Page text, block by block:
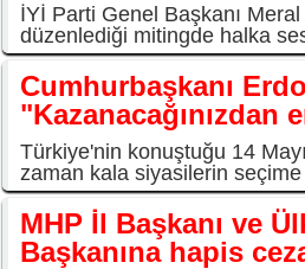
İYİ Parti Genel Başkanı
düzenlediği mitingde halka
Cumhurbaşkanı
"Kazanacağınızdan
Türkiye'nin konuştuğu 14
zaman kala siyasilerin
MHP İl Başkanı ve
Başkanına hapis